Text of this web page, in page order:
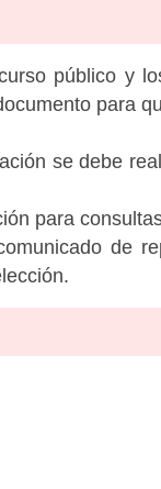
público y
para
se debe
para
de